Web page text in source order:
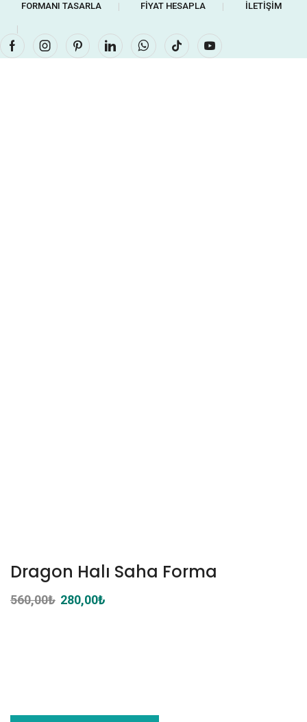
FORMANI TASARLA ❘ FIYAT HESAPLA ❘ İLETIŞIM
FacebookInstagramPinterestLinkedinWhatsapp
Tik-
Youtube
Dragon Halı Saha Forma
560,00₺ Orijinal
280,00₺